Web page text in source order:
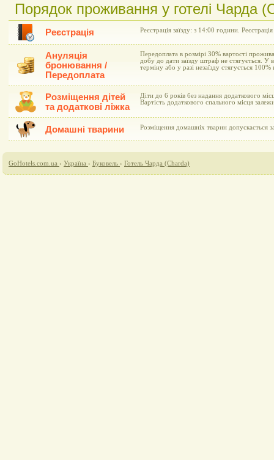
Порядок проживання у готелі Чарда
Реєстрація Реєстрація заїзду: з 14:00 години.
Ануляція
бронювання /
Передоплата
Передоплата в розмірі 30% вартості
добу до дати заїзду штраф не стягується. У
терміну або у разі незаїзду стягується
Розміщення дітей
та додаткові ліжка
Діти до 6 років без надання додаткового
Вартість додаткового спального місця
Домашні тварини Розміщення домашніх тварин допускається
GoHotels.com.ua › Україна › Буковель › Готель Чарда (Charda)